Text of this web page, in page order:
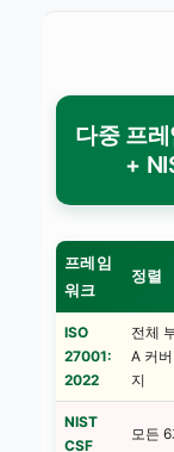
다중 프
+
프레임
워크
정렬
ISO
27001:
2022
전체
A 커
지
NIST
CSF
모든 6